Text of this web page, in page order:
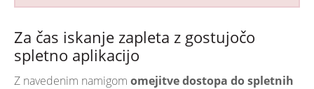
Za čas iskanje zapleta z gostujočo
spletno aplikacijo
Z navedenim namigom omejitve dostopa do spletnih